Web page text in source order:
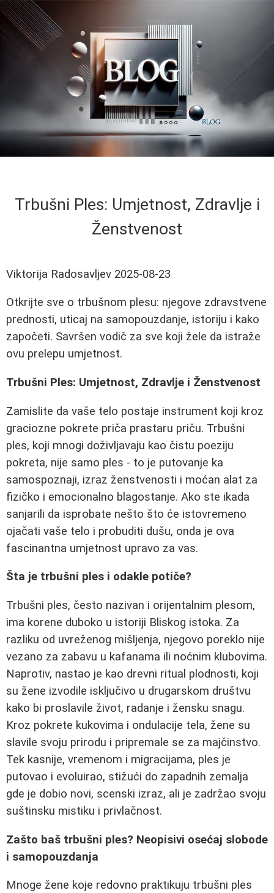
Trbušni Ples: Umjetnost, Zdravlje i
Ženstvenost
Viktorija Radosavljev 2025-08-23
Otkrijte sve o trbušnom plesu: njegove zdravstvene
prednosti, uticaj na samopouzdanje, istoriju i kako
započeti. Savršen vodič za sve koji žele da istraže
ovu prelepu umjetnost.
Trbušni Ples: Umjetnost, Zdravlje i Ženstvenost
Zamislite da vaše telo postaje instrument koji kroz
graciozne pokrete priča prastaru priču. Trbušni
ples, koji mnogi doživljavaju kao čistu poeziju
pokreta, nije samo ples - to je putovanje ka
samospoznaji, izraz ženstvenosti i moćan alat za
fizičko i emocionalno blagostanje. Ako ste ikada
sanjarili da isprobate nešto što će istovremeno
ojačati vaše telo i probuditi dušu, onda je ova
fascinantna umjetnost upravo za vas.
Šta je trbušni ples i odakle potiče?
Trbušni ples, često nazivan i orijentalnim plesom,
ima korene duboko u istoriji Bliskog istoka. Za
razliku od uvreženog mišljenja, njegovo poreklo nije
vezano za zabavu u kafanama ili noćnim klubovima.
Naprotiv, nastao je kao drevni ritual plodnosti, koji
su žene izvodile isključivo u drugarskom društvu
kako bi proslavile život, radanje i žensku snagu.
Kroz pokrete kukovima i ondulacije tela, žene su
slavile svoju prirodu i pripremale se za majčinstvo.
Tek kasnije, vremenom i migracijama, ples je
putovao i evoluirao, stižući do zapadnih zemalja
gde je dobio novi, scenski izraz, ali je zadržao svoju
suštinsku mistiku i privlačnost.
Zašto baš trbušni ples? Neopisivi osećaj slobode
i samopouzdanja
Mnoge žene koje redovno praktikuju trbušni ples